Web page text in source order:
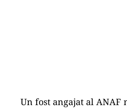
Un fost angajat al